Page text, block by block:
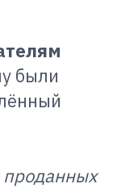
были
проданных